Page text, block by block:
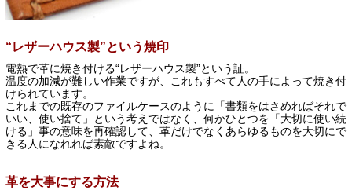
“レザーハウス製”という焼印
電熱で革に焼き付ける“レザーハウス製”という証。
温度の加減が難しい作業ですが、これもすべて人の手によって焼き付
けられています。
これまでの既存のファイルケースのように「書類をはさめればそれで
いい、使い捨て」という考えではなく、何かひとつを「大切に使い続
ける」事の意味を再確認して、革だけでなくあらゆるものを大切にで
きる人になれれば素敵ですよね。
革を大事にする方法